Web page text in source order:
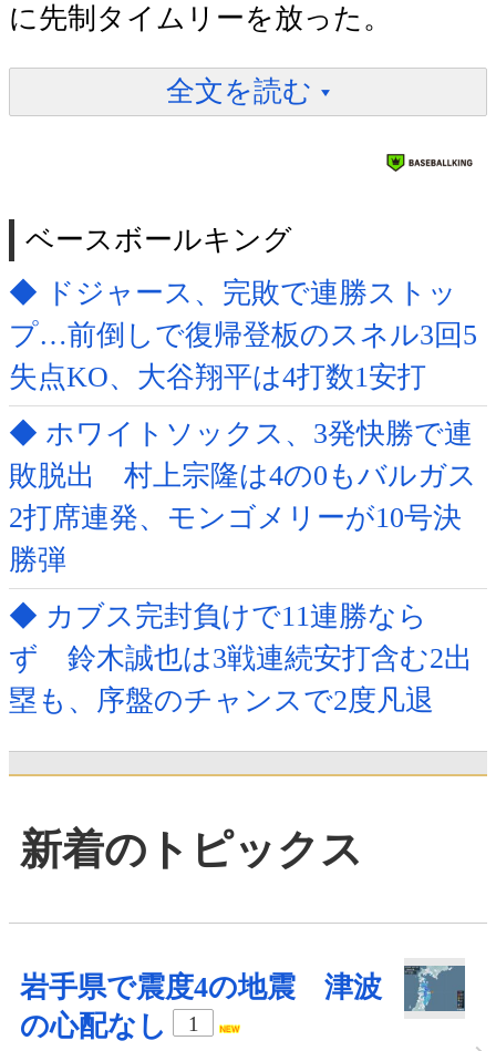
に先制タイムリーを放った。
全文を読む
ベースボールキング
◆ ドジャース、完敗で連勝ストッ
プ…前倒しで復帰登板のスネル3回5
失点KO、大谷翔平は4打数1安打
◆ ホワイトソックス、3発快勝で連
敗脱出 村上宗隆は4の0もバルガス
2打席連発、モンゴメリーが10号決
勝弾
◆ カブス完封負けで11連勝なら
ず 鈴木誠也は3戦連続安打含む2出
塁も、序盤のチャンスで2度凡退
新着のトピックス
岩手県で震度4の地震 津波
の心配なし
1